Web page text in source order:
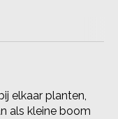
elkaar planten,
als kleine boom